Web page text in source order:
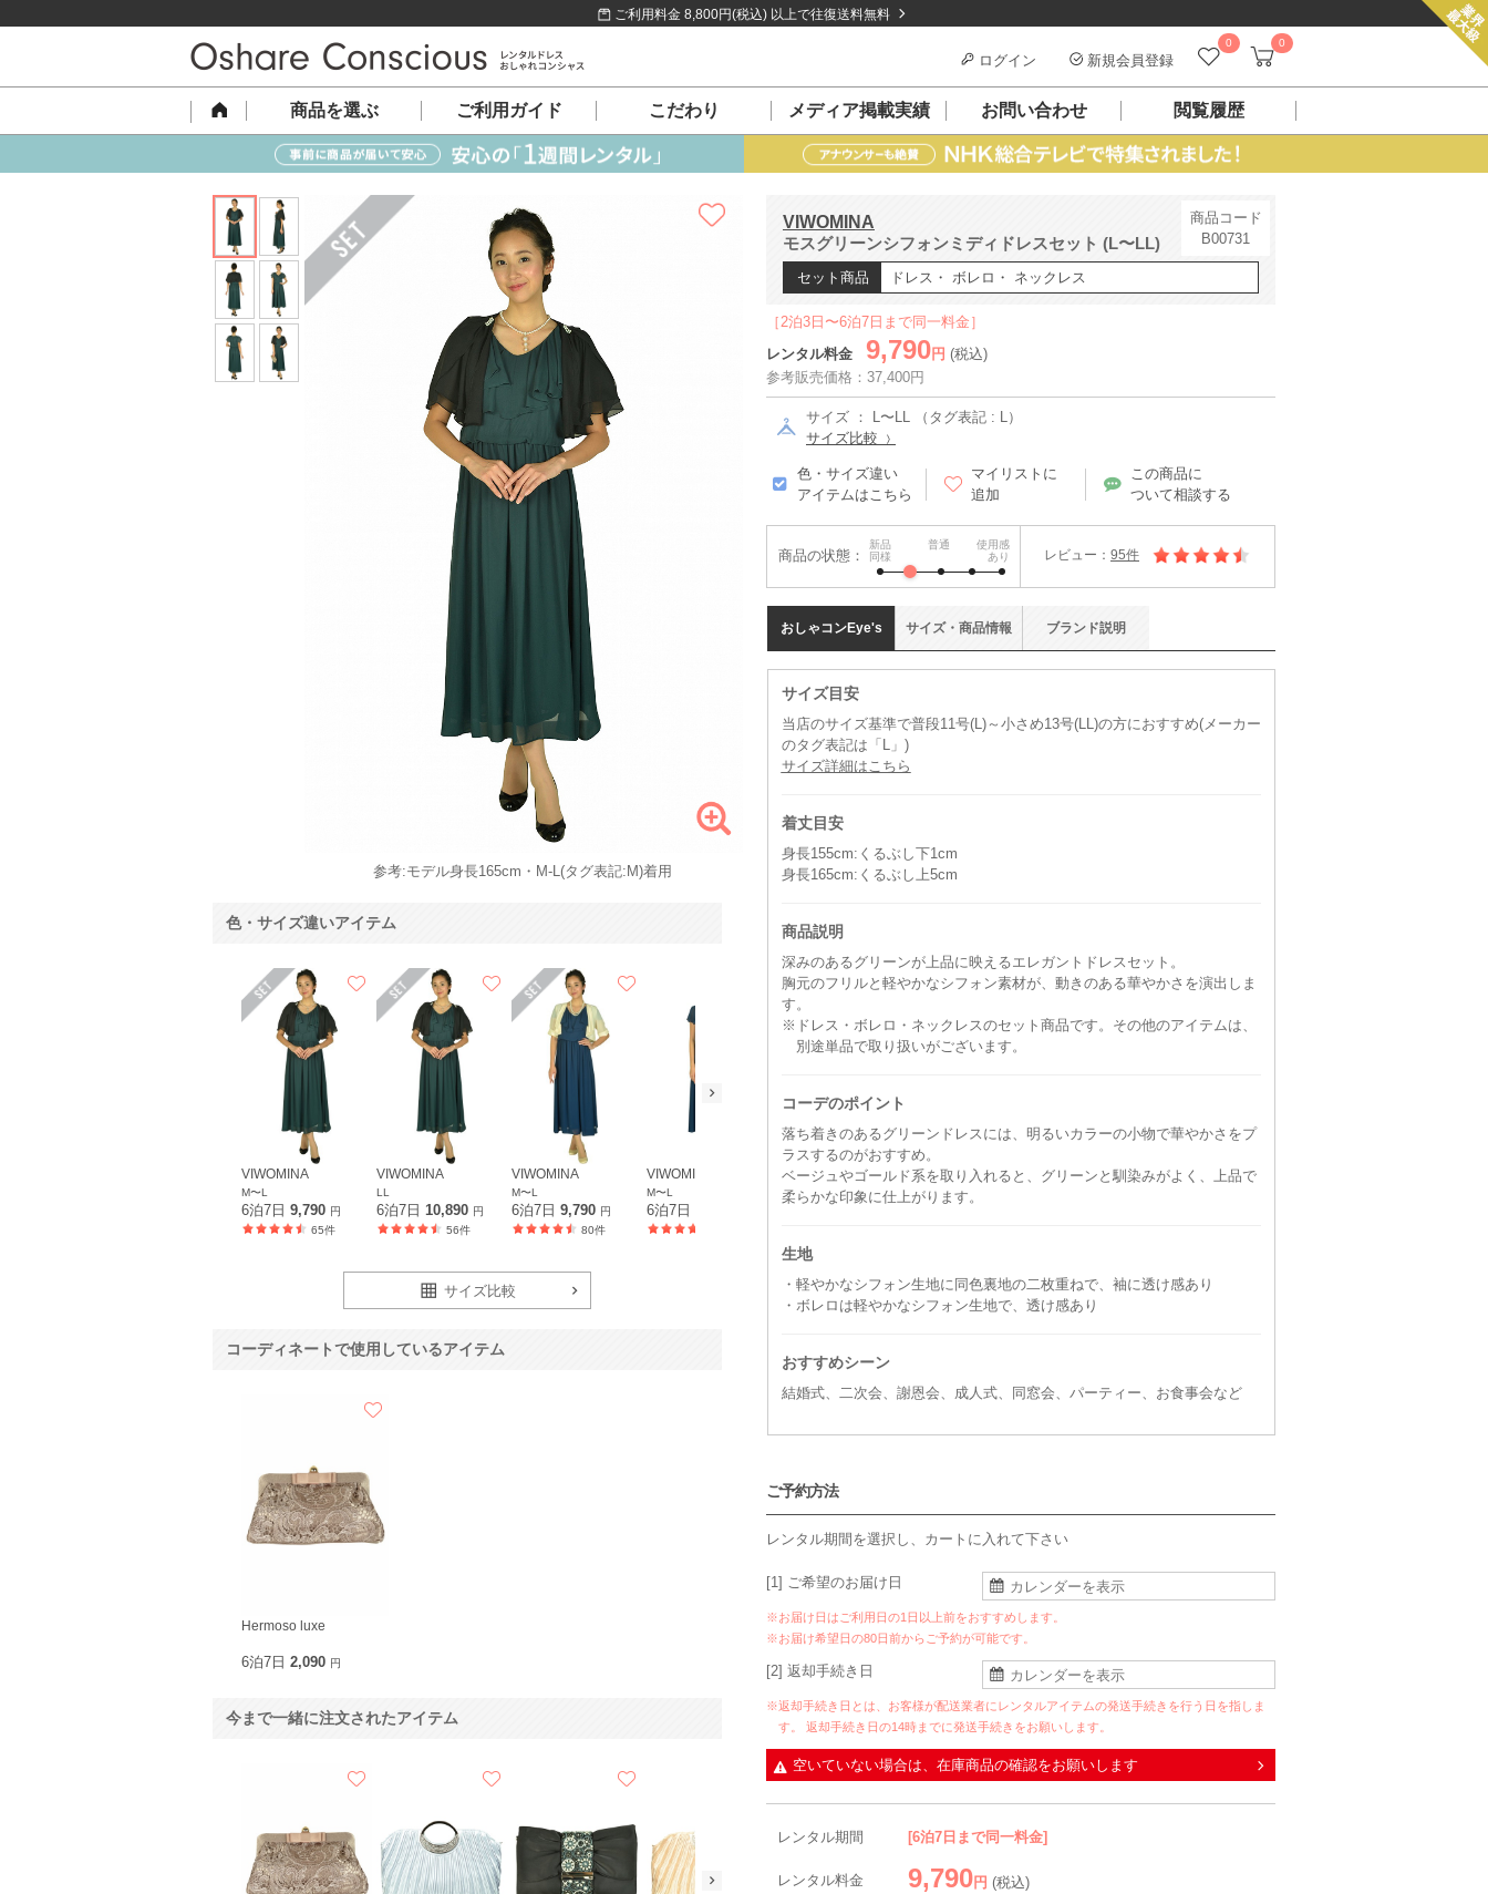
ご利用料金 8,800円(税込) 以上で往復送料無料
0 0
ログイン 新規会員登録
商品を選ぶ ご利用ガイド こだわり メディア掲載実績 お問い合わせ 閲覧履歴
VIWOMINA
モスグリーンシフォンミディドレスセット (L〜LL)
商品コード
B00731
セット商品 ドレス・ ボレロ・ ネックレス
［2泊3日〜6泊7日まで同一料金］
レンタル料金
9,790 円 (税込)
参考販売価格：37,400円
サイズ ： L〜LL （タグ表記 : L）
サイズ比較
色・サイズ違い
アイテムはこちら
マイリストに
追加
この商品に
ついて相談する
商品の状態：
新品
同様
普通
使用感
あり
レビュー： 95件
おしゃコンEye's
サイズ目安
当店のサイズ基準で普段11号(L)～小さめ13号(LL)の方におすすめ(メーカー
のタグ表記は「L」)
サイズ詳細はこちら
着丈目安
身長155cm:くるぶし下1cm
身長165cm:くるぶし上5cm
商品説明
深みのあるグリーンが上品に映えるエレガントドレスセット。
胸元のフリルと軽やかなシフォン素材が、動きのある華やかさを演出しま
す。
※ドレス・ボレロ・ネックレスのセット商品です。その他のアイテムは、
別途単品で取り扱いがございます。
コーデのポイント
落ち着きのあるグリーンドレスには、明るいカラーの小物で華やかさをプ
ラスするのがおすすめ。
ベージュやゴールド系を取り入れると、グリーンと馴染みがよく、上品で
柔らかな印象に仕上がります。
生地
・軽やかなシフォン生地に同色裏地の二枚重ねで、袖に透け感あり
・ボレロは軽やかなシフォン生地で、透け感あり
おすすめシーン
結婚式、二次会、謝恩会、成人式、同窓会、パーティー、お食事会など
サイズ・ 商品情報 ブランド説明
ご予約方法
レンタル期間を選択し、カートに入れて下さい
[1] ご希望のお届け日
※お届け日はご利用日の1日以上前をおすすめします。
※お届け希望日の80日前からご予約が可能です。
[2] 返却手続き日
※返却手続き日とは、お客様が配送業者にレンタルアイテムの発送手続きを行う日を指しま
す。 返却手続き日の14時までに発送手続きをお願いします。
空いていない場合は、在庫商品の確認をお願いします
レンタル期間 [6泊7日まで同一料金]
レンタル料金 9,790 円 (税込)
参考:モデル身長165cm・M-L(タグ表記:M)着用
色・サイズ違いアイテム
VIWOMINA
M〜L
6泊7日 9,790 円
65件
VIWOMINA
LL
6泊7日10,890 円
56件
VIWOMINA
M〜L
6泊7日9,790 円
80件
VIWOMINA
M〜L
6泊7日
VIWOMINA
L〜LL
6泊7日8,690
VIWOMINA
L〜LL
6泊7日
VIWOMINA VIWOMINA
サイズ比較
コーディネートで使用しているアイテム
Hermoso luxe
6泊7日 2,090 円
今まで一緒に注文されたアイテム